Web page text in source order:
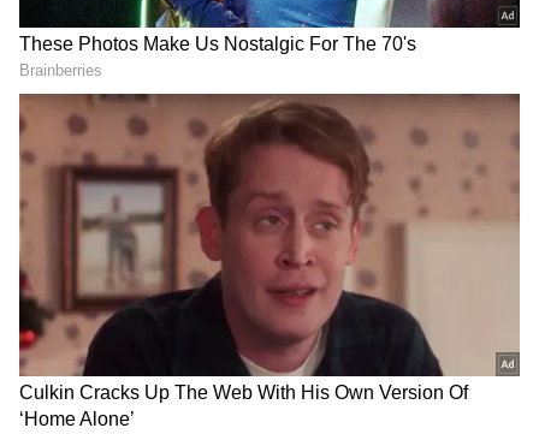
6
இருப்பினும் லட்சுமி தேவியின் அருள்
ஆசியை முழுமையாக பரிபூரணமாக பெற
லட்சுமி குபேர பூஜைக்கு இணையான ஒரு
சின்ன வழிபாட்டு முறை செய்தால்,